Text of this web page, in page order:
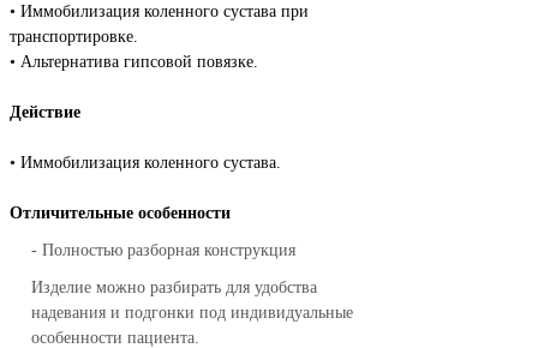
• Иммобилизация коленного сустава при
транспортировке.
• Альтернатива гипсовой повязке.
Действие
• Иммобилизация коленного сустава.
Отличительные особенности
- Полностью разборная конструкция
Изделие можно разбирать для удобства
надевания и подгонки под индивидуальные
особенности пациента.